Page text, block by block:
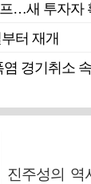
…새 투자자
터 재개
경기취소
진주성의 역